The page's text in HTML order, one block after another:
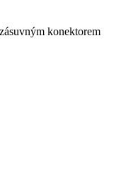
konektorem